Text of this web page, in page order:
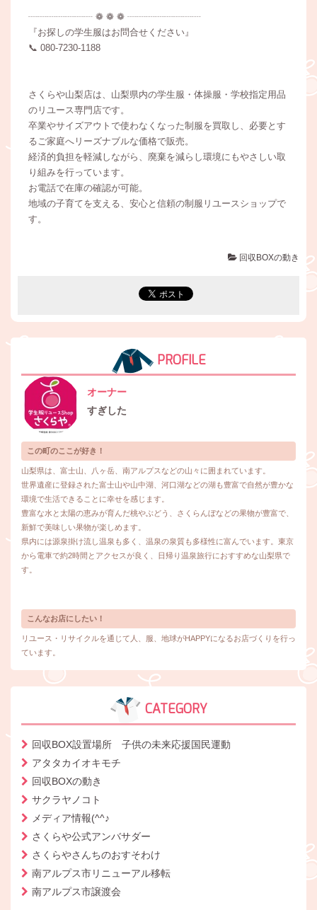
┈┈┈┈┈┈┈ ❁ ❁ ❁ ┈┈┈┈┈┈┈┈
『お探しの学生服はお問合せください』
📞 080-7230‐1188
さくらや山梨店は、山梨県内の学生服・体操服・学校指定用品
のリユース専門店です。
卒業やサイズアウトで使わなくなった制服を買取し、必要とす
るご家庭へリーズナブルな価格で販売。
経済的負担を軽減しながら、廃棄を減らし環境にもやさしい取
り組みを行っています。
お電話で在庫の確認が可能。
地域の子育てを支える、安心と信頼の制服リユースショップで
す。
回収BOXの動き
PROFILE
オーナー
すぎした
この町のここが好き！
山梨県は、富士山、八ヶ岳、南アルプスなどの山々に囲まれています。
世界遺産に登録された富士山や山中湖、河口湖などの湖も豊富で自然が豊かな
環境で生活できることに幸せを感じます。
豊富な水と太陽の恵みが育んだ桃やぶどう、さくらんぼなどの果物が豊富で、
新鮮で美味しい果物が楽しめます。
県内には源泉掛け流し温泉も多く、温泉の泉質も多様性に富んでいます。東京
から電車で約2時間とアクセスが良く、日帰り温泉旅行におすすめな山梨県で
す。
こんなお店にしたい！
リユース・リサイクルを通じて人、服、地球がHAPPYになるお店づくりを行っ
ています。
CATEGORY
回収BOX設置場所 子供の未来応援国民運動
アタタカイオキモチ
回収BOXの動き
サクラヤノコト
メディア情報(^^♪
さくらや公式アンバサダー
さくらやさんちのおすそわけ
南アルプス市リニューアル移転
南アルプス市譲渡会